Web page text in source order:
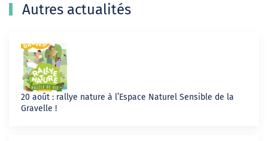
Autres actualités
20 août : rallye nature à l’Espace Naturel Sensible de la
Gravelle !